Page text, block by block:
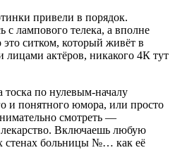
привели в порядок.
с лампового телека, а вполне
ситком, который живёт в
лицами актёров, никакого 4К тут
тоска по нулевым-началу
и понятного юмора, или просто
смотреть —
Включаешь любую
больницы №… как её